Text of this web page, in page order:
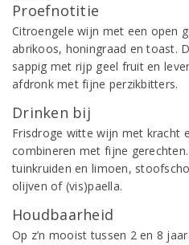
Proefnotitie
Citroengele wijn met een open
abrikoos, honingraad en toast.
sappig met rijp geel fruit en
afdronk met fijne perzikbitters.
Drinken bij
Frisdroge witte wijn met kracht
combineren met fijne
tuinkruiden en limoen,
olijven of (vis)paella.
Houdbaarheid
Op z’n mooist tussen 2 en 8